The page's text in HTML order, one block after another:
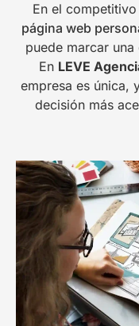
En el
página web
puede marcar
En LEVE
empresa es única,
decisión más